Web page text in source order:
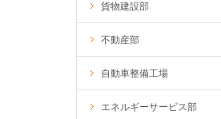
貨物建設部
不動産部
自動車整備工場
エネルギーサービス部